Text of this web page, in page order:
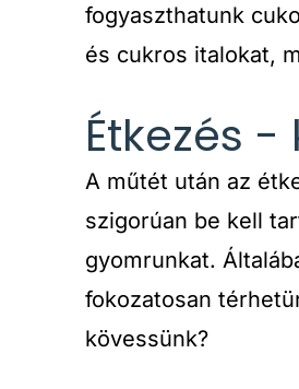
fogyaszthatunk
és cukros italokat,
Étkezés
A műtét után az
szigorúan be kell
gyomrunkat.
fokozatosan
kövessünk?